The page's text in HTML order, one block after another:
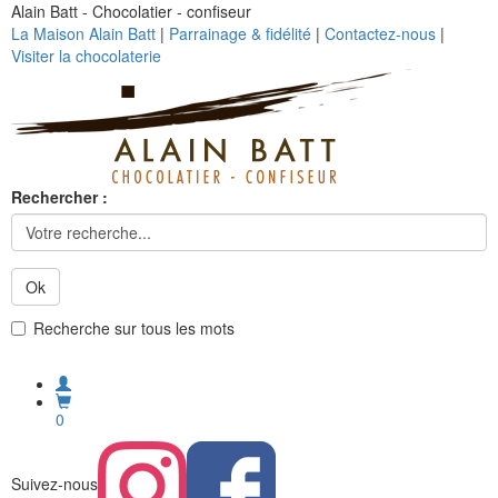
Alain Batt - Chocolatier - confiseur
La Maison Alain Batt | Parrainage & fidélité | Contactez-nous |
Visiter la chocolaterie
Rechercher :
Ok
Recherche sur tous les mots
0
Suivez-nous